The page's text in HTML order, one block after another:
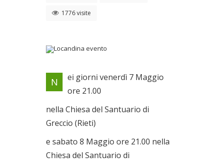
1776 visite
Locandina evento
Dal 07/05/2010 al
08/05/2010
N
ei giorni venerdì 7 Maggio
ore 21.00
nella Chiesa del Santuario di
Greccio (Rieti)
e sabato 8 Maggio ore 21.00 nella
Chiesa del Santuario di